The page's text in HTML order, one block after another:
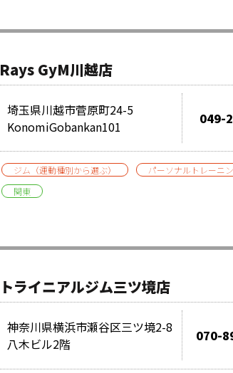
Rays GyM川越店
埼玉県川越市菅原町24-5
KonomiGobankan101
049-
ジム（運動種別から選ぶ） パーソナルトレーニ
関東
トライニアルジム三ツ境店
神奈川県横浜市瀬谷区三ツ境2-8
八木ビル2階
070-